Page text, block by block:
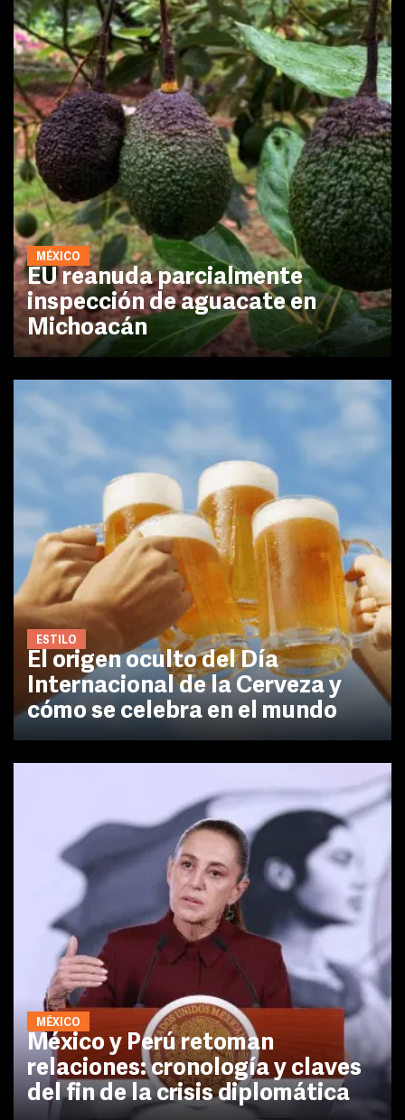
MÉXICO
EU reanuda parcialmente
inspección de aguacate en
Michoacán
ESTILO
El origen oculto del Día
Internacional de la Cerveza y
cómo se celebra en el mundo
MÉXICO
México y Perú retoman
relaciones: cronología y claves
del fin de la crisis diplomática